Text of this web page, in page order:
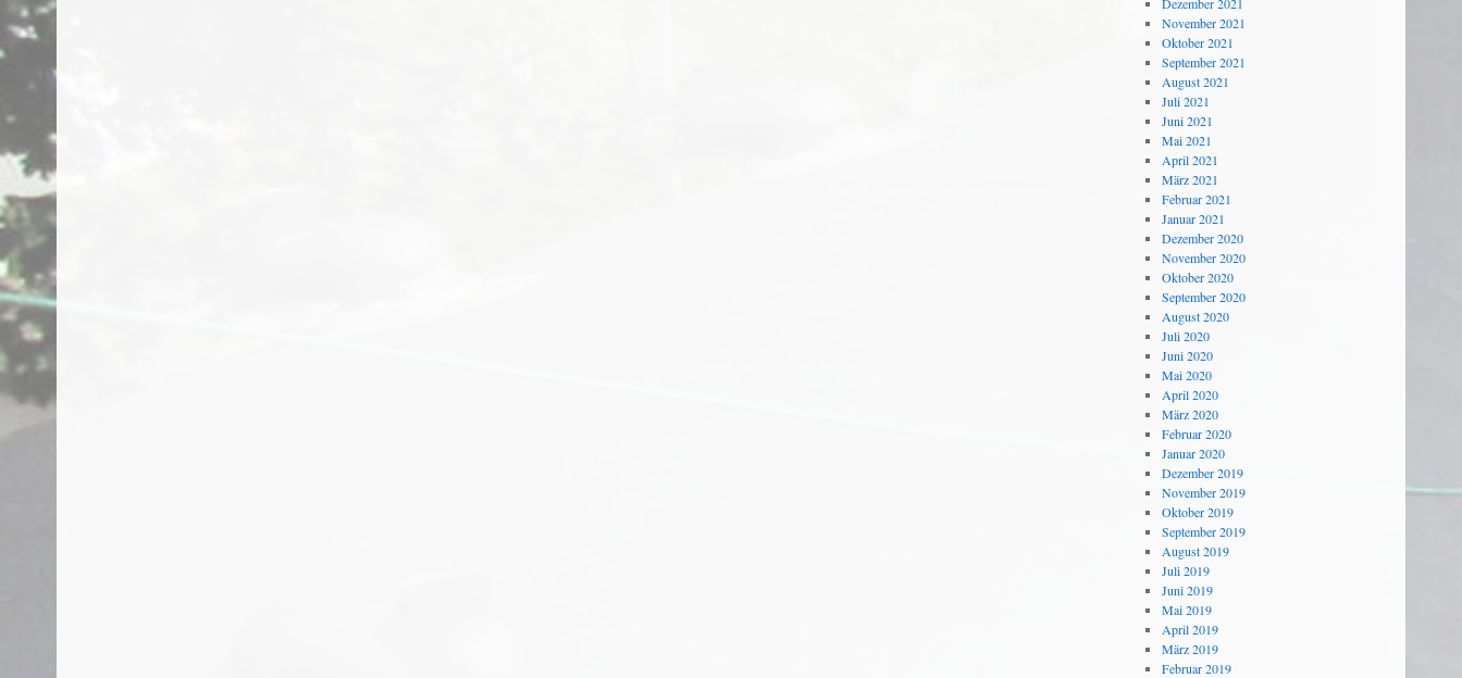
November 2021
Oktober 2021
September 2021
August 2021
Juli 2021
Juni 2021
Mai 2021
April 2021
März 2021
Februar 2021
Januar 2021
Dezember 2020
November 2020
Oktober 2020
September 2020
August 2020
Juli 2020
Juni 2020
Mai 2020
April 2020
März 2020
Februar 2020
Januar 2020
Dezember 2019
November 2019
Oktober 2019
September 2019
August 2019
Juli 2019
Juni 2019
Mai 2019
April 2019
März 2019
Februar 2019